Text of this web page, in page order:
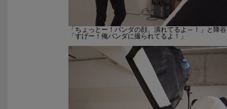
「ちょっとー！パンダの顔、潰れてるよ～！」と降
「すげー！俺パンダに撮られてるよ！」